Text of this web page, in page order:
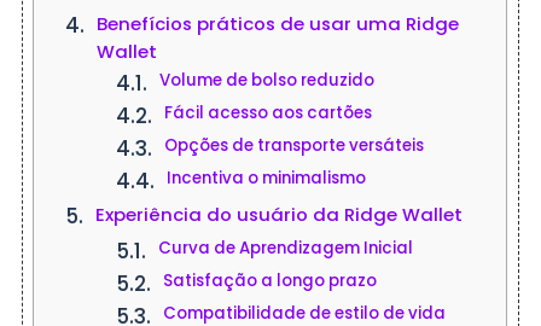
Benefícios práticos de usar uma Ridge
Wallet
Volume de bolso reduzido
Fácil acesso aos cartões
Opções de transporte versáteis
Incentiva o minimalismo
Experiência do usuário da Ridge Wallet
Curva de Aprendizagem Inicial
Satisfação a longo prazo
Compatibilidade de estilo de vida